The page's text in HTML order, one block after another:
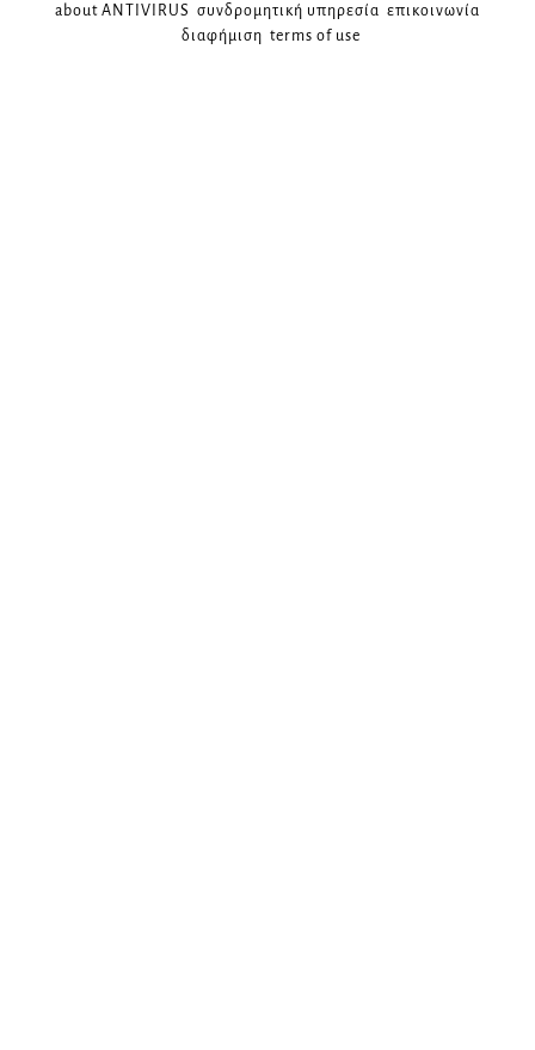
about ANTIVIRUS συνδρομητική υπηρεσία επικοινωνία
διαφήμιση terms of use